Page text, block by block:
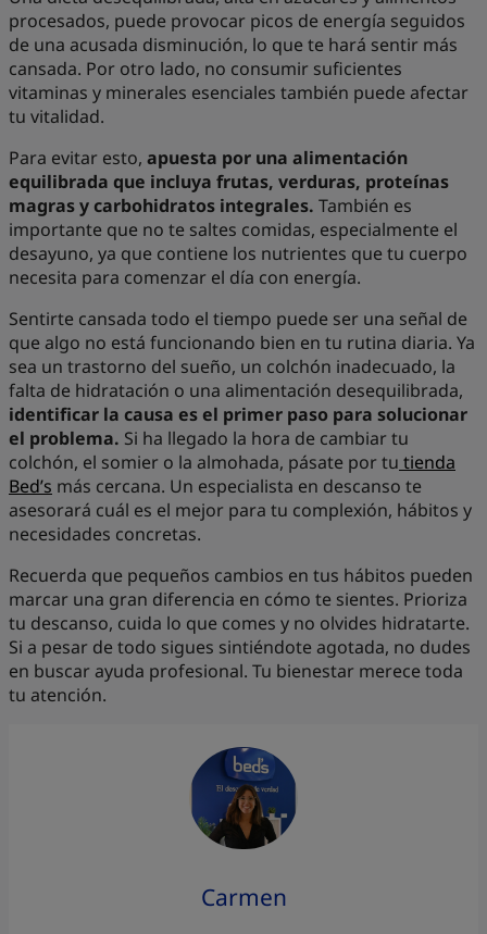
procesados, puede provocar picos de energía seguidos
de una acusada disminución, lo que te hará sentir más
cansada. Por otro lado, no consumir suficientes
vitaminas y minerales esenciales también puede afectar
tu vitalidad.
Para evitar esto, apuesta por una alimentación
equilibrada que incluya frutas, verduras, proteínas
magras y carbohidratos integrales. También es
importante que no te saltes comidas, especialmente el
desayuno, ya que contiene los nutrientes que tu cuerpo
necesita para comenzar el día con energía.
Sentirte cansada todo el tiempo puede ser una señal de
que algo no está funcionando bien en tu rutina diaria. Ya
sea un trastorno del sueño, un colchón inadecuado, la
falta de hidratación o una alimentación desequilibrada,
identificar la causa es el primer paso para solucionar
el problema. Si ha llegado la hora de cambiar tu
colchón, el somier o la almohada, pásate por tu tienda
Bed’s más cercana. Un especialista en descanso te
asesorará cuál es el mejor para tu complexión, hábitos y
necesidades concretas.
Recuerda que pequeños cambios en tus hábitos pueden
marcar una gran diferencia en cómo te sientes. Prioriza
tu descanso, cuida lo que comes y no olvides hidratarte.
Si a pesar de todo sigues sintiéndote agotada, no dudes
en buscar ayuda profesional. Tu bienestar merece toda
tu atención.
Carmen